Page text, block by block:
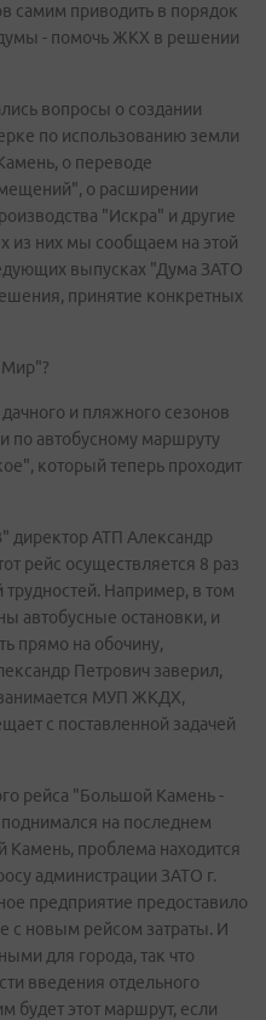
самим приводить в порядок
- помочь ЖКХ в решении
вопросы о создании
по использованию земли
о переводе
о расширении
"Искра" и другие
из них мы сообщаем на этой
выпусках "Дума ЗАТО
принятие конкретных
Мир"?
и пляжного сезонов
по автобусному маршруту
который теперь проходит
директор АТП Александр
рейс осуществляется 8 раз
Например, в том
автобусные остановки, и
прямо на обочину,
Петрович заверил,
занимается МУП ЖКДХ,
с поставленной задачей
рейса "Большой Камень -
на последнем
проблема находится
администрации ЗАТО г.
предприятие предоставило
с новым рейсом затраты. И
для города, так что
введения отдельного
будет этот маршрут, если